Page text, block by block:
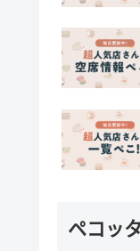
ペコッ